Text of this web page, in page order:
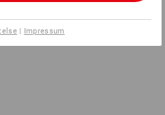
| Impressum